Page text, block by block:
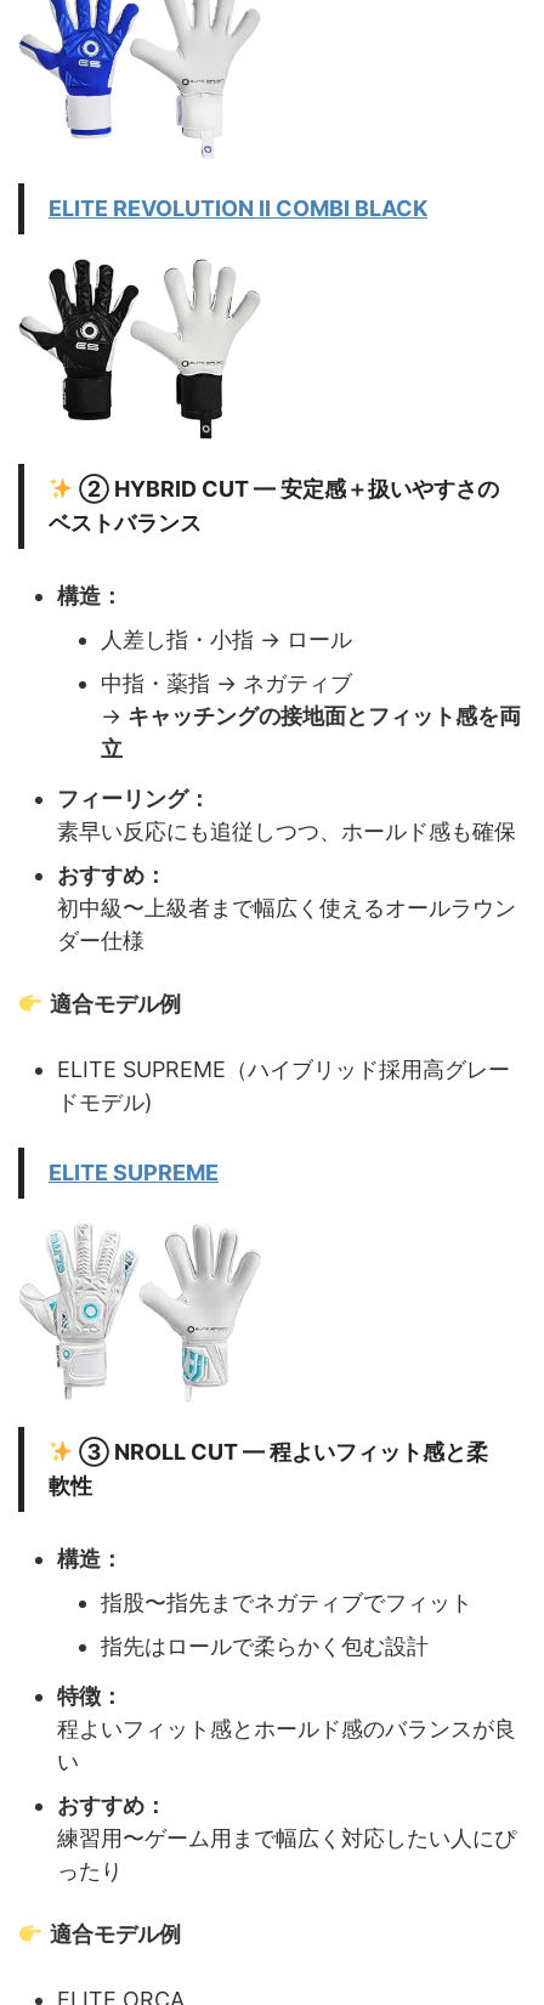
ELITE REVOLUTION II COMBI BLACK
② HYBRID CUT— 安定感＋扱いやすさの
ベストバランス
構造：
人差し指・小指 → ロール
中指・薬指 → ネガティブ
→ キャッチングの接地面とフィット感を両
立
フィーリング：
素早い反応にも追従しつつ、ホールド感も確保
おすすめ：
初中級〜上級者まで幅広く使えるオールラウン
ダー仕様
適合モデル例
ELITE SUPREME（ハイブリッド採用高グレー
ドモデル)
ELITE SUPREME
③ NROLL CUT— 程よいフィット感と柔
軟性
構造：
指股〜指先までネガティブでフィット
指先はロールで柔らかく包む設計
特徴：
程よいフィット感とホールド感のバランスが良
い
おすすめ：
練習用〜ゲーム用まで幅広く対応したい人にぴ
ったり
適合モデル例
ELITE ORCA